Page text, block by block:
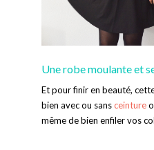
Une robe moulante et
Et pour finir en beauté,
bien avec ou sansceinture
même de bien enfiler vos